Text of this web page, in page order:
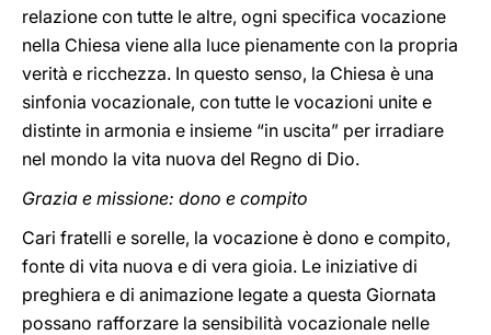
relazione con tutte le altre, ogni specifica vocazione
nella Chiesa viene alla luce pienamente con la propria
verità e ricchezza. In questo senso, la Chiesa è una
sinfonia vocazionale, con tutte le vocazioni unite e
distinte in armonia e insieme “in uscita” per irradiare
nel mondo la vita nuova del Regno di Dio.
Grazia e missione: dono e compito
Cari fratelli e sorelle, la vocazione è dono e compito,
fonte di vita nuova e di vera gioia. Le iniziative di
preghiera e di animazione legate a questa Giornata
possano rafforzare la sensibilità vocazionale nelle